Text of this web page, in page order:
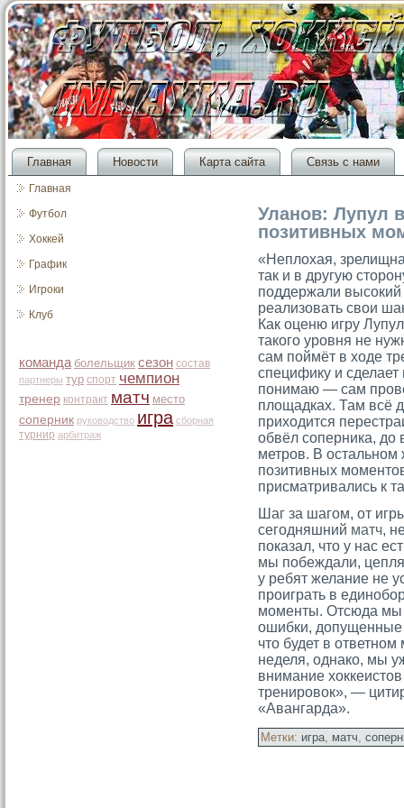
Главная Новости Карта сайта Связь с нами
Главная
Футбол
Хоккей
График
Игроки
Клуб
команда болельщик сезон состав
партнеры тур спорт чемпион
тренер контракт матч место
соперник руководство игра сборная
турнир арбитраж
Уланов: Лупул
позитивных
«Неплохая,
так и в другую
поддержали
реализовать свои
Как оценю игру
такого уровня не
сам поймёт в ходе
специфику и сделает
понимаю — сам
площадках. Там всё
приходится
обвёл соперника, до
метров. В остальном
позитивных
присматривались к
Шаг за шагом, от
сегодняшний матч,
показал, что у нас
мы побеждали,
у ребят желание не
проиграть в
моменты. Отсюда мы
ошибки, допущенные
что будет в
неделя, однако, мы
внимание
тренировок», —
«Авангарда».
Метки: игра, матч,